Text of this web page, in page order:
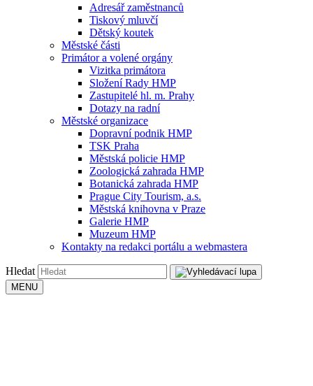
Adresář zaměstnanců
Tiskový mluvčí
Dětský koutek
Městské části
Primátor a volené orgány
Vizitka primátora
Složení Rady HMP
Zastupitelé hl. m. Prahy
Dotazy na radní
Městské organizace
Dopravní podnik HMP
TSK Praha
Městská policie HMP
Zoologická zahrada HMP
Botanická zahrada HMP
Prague City Tourism, a.s.
Městská knihovna v Praze
Galerie HMP
Muzeum HMP
Kontakty na redakci portálu a webmastera
Hledat
MENU